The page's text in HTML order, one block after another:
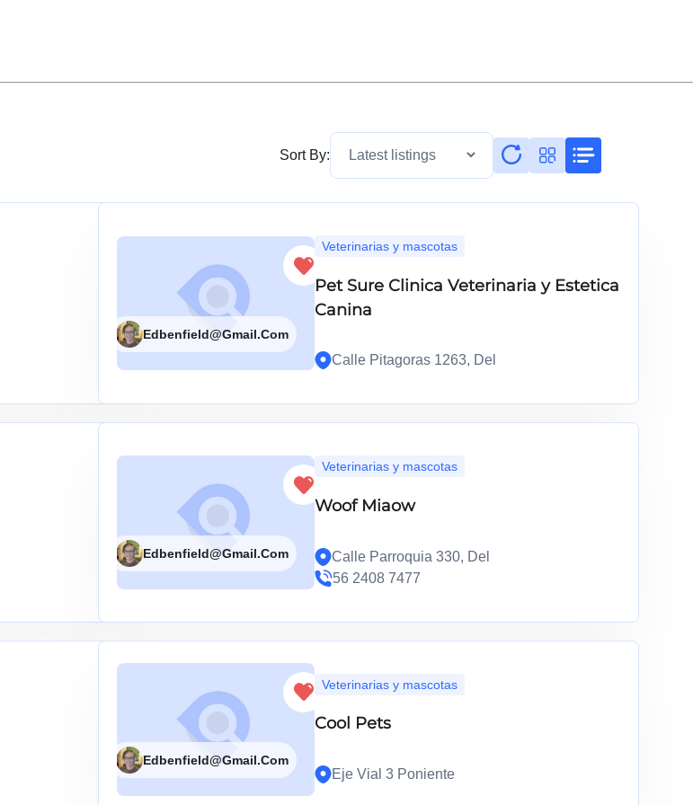
Sort By:
Edbenfield@gmail.com
Veterinarias y mascotas
Pet Sure Clinica Veterinaria y Estetica
Canina
Calle Pitagoras 1263, Del
Edbenfield@gmail.com
Veterinarias y mascotas
Woof Miaow
Calle Parroquia 330, Del
56 2408 7477
Edbenfield@gmail.com
Veterinarias y mascotas
Cool Pets
Eje Vial 3 Poniente